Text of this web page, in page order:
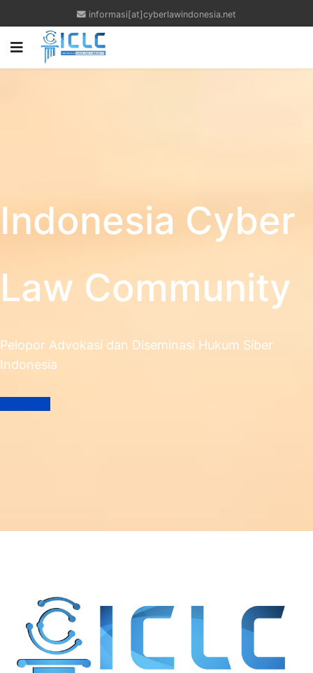
informasi[at]cyberlawindonesia.net
Indonesia Cyber
Law Community
Pelopor Advokasi dan Diseminasi Hukum Siber
Indonesia